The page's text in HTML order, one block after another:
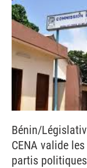
Bénin/
CENA valide
partis politiques